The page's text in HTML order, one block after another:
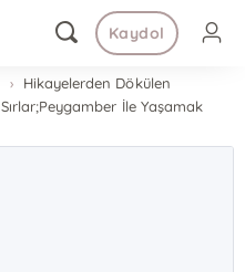
Kaydol
Hikayelerden Dökülen
Sırlar;Peygamber İle Yaşamak